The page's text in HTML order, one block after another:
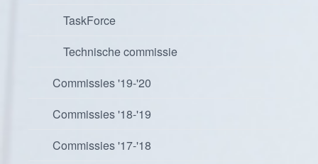
TaskForce
Technische commissie
Commissies '19-'20
Commissies '18-'19
Commissies '17-'18